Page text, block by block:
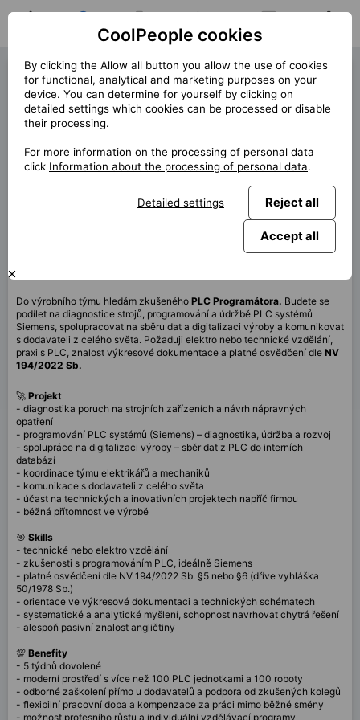
Job search My jobs Notifications Messages
PLC Programmer (39278)
« Back
Location
Plzeň, Praha
Start (lenght)
5/2025
Do výrobního týmu hledám zkušeného PLC Programátora. Budete se
podílet na diagnostice strojů, programování a údržbě PLC systémů
Siemens, spolupracovat na sběru dat a digitalizaci výroby a komunikovat
s dodavateli z celého světa. Požaduji elektro nebo technické vzdělání,
praxi s PLC, znalost výkresové dokumentace a platné osvědčení dle NV
194/2022 Sb.
🚀 Projekt
- diagnostika poruch na strojních zařízeních a návrh nápravných
opatření
- programování PLC systémů (Siemens) – diagnostika, údržba a rozvoj
- spolupráce na digitalizaci výroby – sběr dat z PLC do interních
databází
- koordinace týmu elektrikářů a mechaniků
- komunikace s dodavateli z celého světa
- účast na technických a inovativních projektech napříč firmou
- běžná přítomnost ve výrobě
🎯 Skills
- technické nebo elektro vzdělání
- zkušenosti s programováním PLC, ideálně Siemens
- platné osvědčení dle NV 194/2022 Sb. §5 nebo §6 (dříve vyhláška
50/1978 Sb.)
- orientace ve výkresové dokumentaci a technických schématech
- systematické a analytické myšlení, schopnost navrhovat chytrá řešení
- alespoň pasivní znalost angličtiny
💯 Benefity
- 5 týdnů dovolené
- moderní prostředí s více než 100 PLC jednotkami a 100 roboty
- odborné zaškolení přímo u dodavatelů a podpora od zkušených kolegů
- flexibilní pracovní doba a kompenzace za práci mimo běžné směny
- možnost profesního růstu a individuální vzdělávací programy
CoolPeople cookies
By clicking the Allow all button you allow the use of cookies
for functional, analytical and marketing purposes on your
device. You can determine for yourself by clicking on
detailed settings which cookies can be processed or disable
their processing.
For more information on the processing of personal data
click Information about the processing of personal data.
Detailed settings Reject all
Accept all